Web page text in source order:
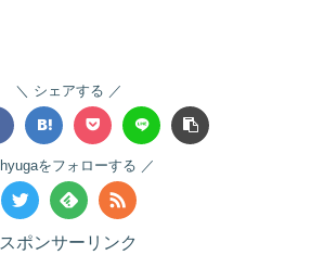
シェアする
hyugaをフォローする
スポンサーリンク